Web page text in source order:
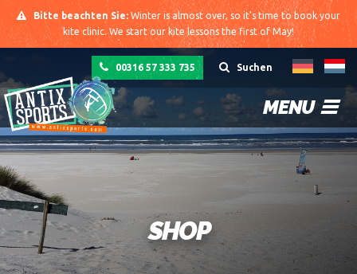
Bitte beachten Sie: Winter is almost over, so it's time to book your
kite clinic. We start our kite lessons the first of May!
Suchen
00316 57 333 735
MENU
SHOP